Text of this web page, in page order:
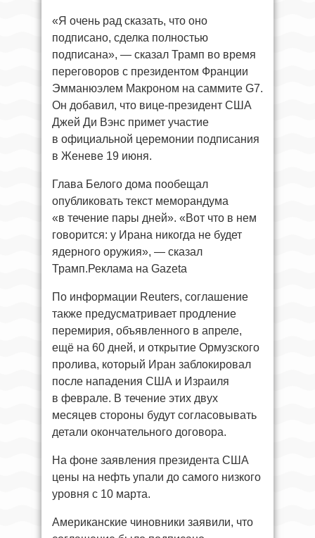
«Я очень рад сказать, что оно
подписано, сделка полностью
подписана», — сказал Трамп во время
переговоров с президентом Франции
Эмманюэлем Макроном на саммите G7.
Он добавил, что вице-президент США
Джей Ди Вэнс примет участие
в официальной церемонии подписания
в Женеве 19 июня.
Глава Белого дома пообещал
опубликовать текст меморандума
«в течение пары дней». «Вот что в нем
говорится: у Ирана никогда не будет
ядерного оружия», — сказал
Трамп.Реклама на Gazeta
По информации Reuters, соглашение
также предусматривает продление
перемирия, объявленного в апреле,
ещё на 60 дней, и открытие Ормузского
пролива, который Иран заблокировал
после нападения США и Израиля
в феврале. В течение этих двух
месяцев стороны будут согласовывать
детали окончательного договора.
На фоне заявления президента США
цены на нефть упали до самого низкого
уровня с 10 марта.
Американские чиновники заявили, что